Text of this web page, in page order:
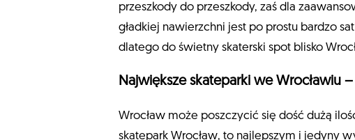
przeszkody do przeszkody, zaś dla
gładkiej nawierzchni jest po prostu bardzo
dlatego do świetny skaterski spot blisko
Największe skateparki we Wrocławiu
Wrocław może poszczycić się dość dużą
skatepark Wrocław, to najlepszym i jedyny